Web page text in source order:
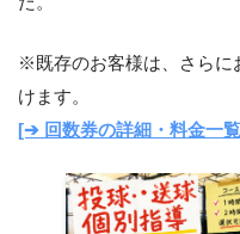
※既存のお客様は、さらに
けます。
[➔ 回数券の詳細・料金一